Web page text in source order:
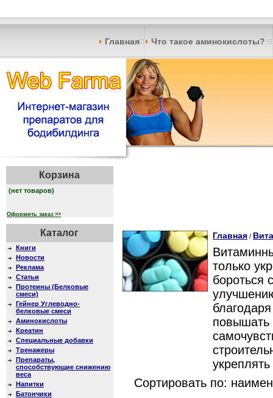
Главная Что такое аминокислоты?
Корзина
(нет товаров)
Оформить заказ >>
Каталог
Книги
Новости
Реклама
Статьи
Протеины (Белковые
смеси)
Гейнер Углеводно-
белковые смеси
Аминокислоты
Креатин
Специальные добавки
Тренажеры
Препараты,
способствующие снижению
веса
Напитки
Батончики
Главная /
только
бороться
повышать
укреплять
Сортировать по: